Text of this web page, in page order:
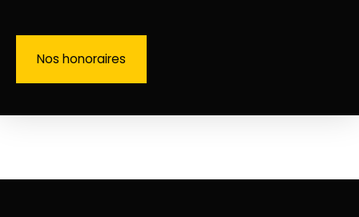
Nos honoraires